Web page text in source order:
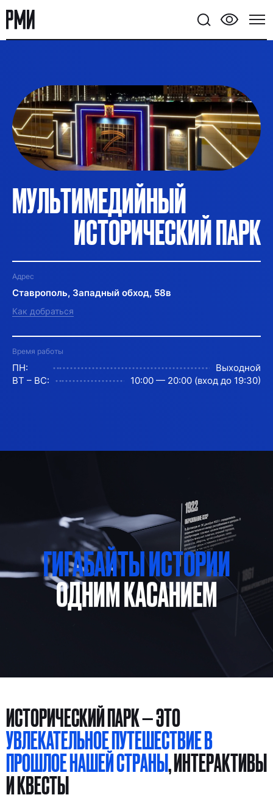
мастер-классы, семейные фестивали. Тел: +7
(8652) 55-12-15
МУЛЬТИМЕДИЙНЫЙ
ИСТОРИЧЕСКИЙ ПАРК
Адрес
Ставрополь, Западный обход, 58в
Как добраться
Время работы
ПН:
Выходной
ВТ – ВС:
10:00 — 20:00 (вход до 19:30)
ГИГАБАЙТЫ ИСТОРИИ
В 26 ГОРОДАХ РОССИИ
ИСТОРИЧЕСКИЙ ПАРК — ЭТО
УВЛЕКАТЕЛЬНОЕ ПУТЕШЕСТВИЕ В
ПРОШЛОЕ НАШЕЙ СТРАНЫ, ИНТЕРАКТИВЫ
И КВЕСТЫ